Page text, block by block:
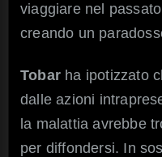
viaggiare nel
creando un
Tobar ha ipotizzato
dalle azioni
la malattia avrebbe
per diffondersi. In